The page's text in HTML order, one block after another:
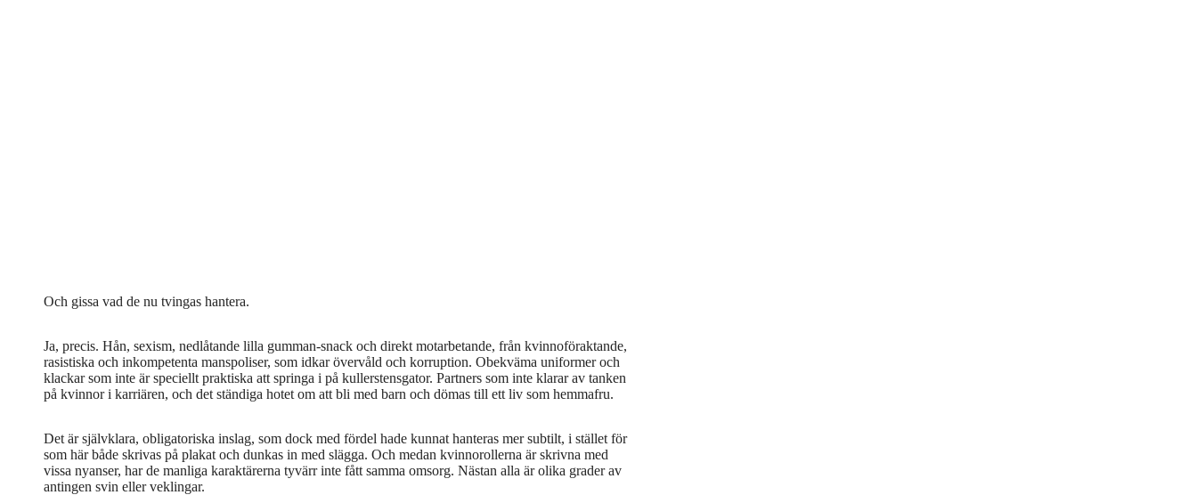
Och gissa vad de nu tvingas hantera.
Ja, precis. Hån, sexism, nedlåtande lilla gumman-snack och direkt motarbetande, från kvinnoföraktande,
rasistiska och inkompetenta manspoliser, som idkar övervåld och korruption. Obekväma uniformer och
klackar som inte är speciellt praktiska att springa i på kullerstensgator. Partners som inte klarar av tanken
på kvinnor i karriären, och det ständiga hotet om att bli med barn och dömas till ett liv som hemmafru.
Det är självklara, obligatoriska inslag, som dock med fördel hade kunnat hanteras mer subtilt, i stället för
som här både skrivas på plakat och dunkas in med slägga. Och medan kvinnorollerna är skrivna med
vissa nyanser, har de manliga karaktärerna tyvärr inte fått samma omsorg. Nästan alla är olika grader av
antingen svin eller veklingar.